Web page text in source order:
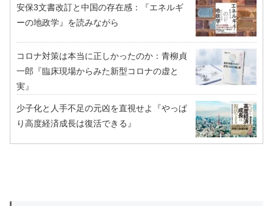
安保3文書改訂と中国の存在感：『エネルギ
ーの地政学』を読みながら
コロナ対策は本当に正しかったのか：青柳貞
一郎『臨床現場からみた新型コロナの虚と
実』
少子化と人手不足の元凶を直視せよ『やっぱ
り高度経済成長は復活できる』